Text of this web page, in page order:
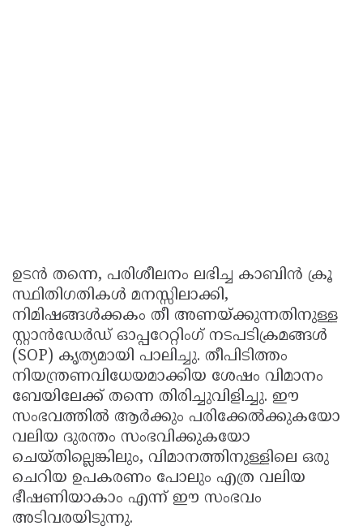
ഉടൻ തന്നെ, പരിശീലനം ലഭിച്ച കാബിൻ ക്രൂ
സ്ഥിതിഗതികൾ മനസ്സിലാക്കി,
നിമിഷങ്ങൾക്കകം തീ അണയ്ക്കുന്നതിനുള്ള
സ്റ്റാൻഡേർഡ് ഓപ്പറേറ്റിംഗ് നടപടിക്രമങ്ങൾ
(SOP) കൃത്യമായി പാലിച്ചു. തീപിടിത്തം
നിയന്ത്രണവിധേയമാക്കിയ ശേഷം വിമാനം
ബേയിലേക്ക് തന്നെ തിരിച്ചുവിളിച്ചു. ഈ
സംഭവത്തിൽ ആർക്കും പരിക്കേൽക്കുകയോ
വലിയ ദുരന്തം സംഭവിക്കുകയോ
ചെയ്തില്ലെങ്കിലും, വിമാനത്തിനുള്ളിലെ ഒരു
ചെറിയ ഉപകരണം പോലും എത്ര വലിയ
ഭീഷണിയാകാം എന്ന് ഈ സംഭവം
അടിവരയിടുന്നു.